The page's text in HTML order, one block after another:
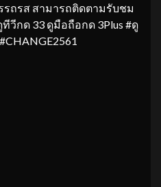
ถรส สามารถติดตามรับชม
วีกด 33 ดูมือถือกด 3Plus #ดู